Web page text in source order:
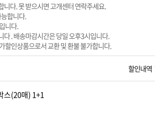
니다. 못 받으시면 고개센터 연락주세요.
합니다.
니다.
다 . 배송마감시간은 당일 오후3시입니다.
할인상품으로서 교환 및 환불 불가합니다.
할인내역